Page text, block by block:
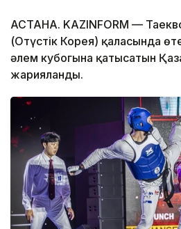
АСТАНА. KAZINFORM —
(Оңтүстік Корея) қаласында
әлем кубогына қатысатын
жарияланды.